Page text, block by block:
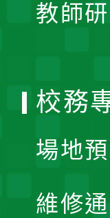
教師
校務
場地
維修